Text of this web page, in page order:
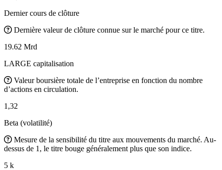
Dernier cours de clôture
Dernière valeur de clôture connue sur le marché pour ce titre.
19.62 Mrd
LARGE capitalisation
Valeur boursière totale de l’entreprise en fonction du nombre
d’actions en circulation.
1,32
Beta (volatilité)
Mesure de la sensibilité du titre aux mouvements du marché. Au-
dessus de 1, le titre bouge généralement plus que son indice.
5 k